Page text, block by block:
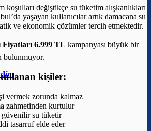
bulunmuyor.
koşulları değiştikçe su tüketim alışkanlıkları
yaşayan kullanıcılar artık damacana su
ve ekonomik çözümler tercih etmektedir.
Fiyatları 6.999 TL kampanyası büyük bir
kişiler:
vermek zorunda kalmaz
zahmetinden kurtulur
güvenilir su tüketir
tasarruf elde eder